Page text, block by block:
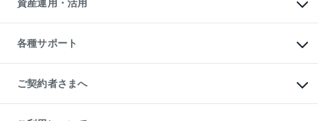
投資用不動産の売却査定
事業用不動産の売却査定
不動産相場・不動産価格情報
不動産コラム・ニュース
不動産用語集
不動産なんでもネット相談室
住まいの税金
L`GENTE（ルジェンテ）
区分リノベーションマンション
投資用一棟レジデンスWELL
不動産小口投資
LEGACIA（レガシア）
資産運用・活用
不動産M&A
アセットマネジメント・出資
各種サポート
相続サポート
リフォームサポート
ご契約者さまへ